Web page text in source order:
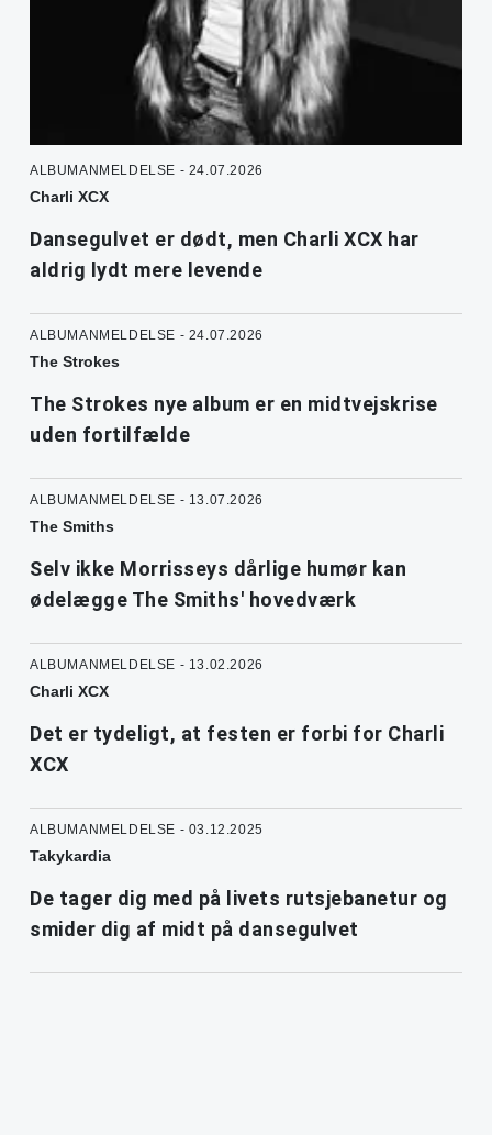
ALBUMANMELDELSE - 24.07.2026
Charli XCX
Dansegulvet er dødt, men Charli XCX har
aldrig lydt mere levende
ALBUMANMELDELSE - 24.07.2026
The Strokes
The Strokes nye album er en midtvejskrise
uden fortilfælde
ALBUMANMELDELSE - 13.07.2026
The Smiths
Selv ikke Morrisseys dårlige humør kan
ødelægge The Smiths' hovedværk
ALBUMANMELDELSE - 13.02.2026
Charli XCX
Det er tydeligt, at festen er forbi for Charli
XCX
ALBUMANMELDELSE - 03.12.2025
Takykardia
De tager dig med på livets rutsjebanetur og
smider dig af midt på dansegulvet